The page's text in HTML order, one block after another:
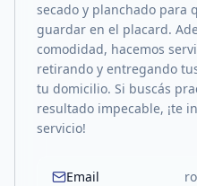
secado y planchado para
guardar en el placard.
comodidad, hacemos
retirando y entregando
tu domicilio. Si buscás
resultado impecable, ¡te
servicio!
Email